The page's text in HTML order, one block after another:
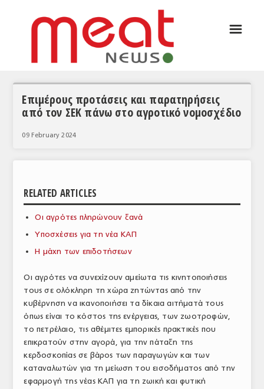
ΣΥΝΕΝΤΕΥΞΕΙΣ
ΘΕΜΑΤΑ
ΕΥΡΩΠΑΪΚΕΣ ΑΠΟΦΑΣΕΙΣ
ΘΕΜΑΤΑ
ΑΝΑΛΥΣΕΙΣ
ΕΜΠΟΡΙΚΟΣ ΚΑΤΑΛΟΓΟΣ
ΠΑΡΑΓΩΓΗ & ΕΜΠΟΡΙΑ
ΣΦΑΓΕΙΑ
☰
Επιμέρους προτάσεις και παρατηρήσεις
από τον ΣΕΚ πάνω στο αγροτικό νομοσχέδιο
09 February 2024
RELATED ARTICLES
Οι αγρότες πληρώνουν ξανά
Υποσχέσεις για τη νέα ΚΑΠ
Η μάχη των επιδοτήσεων
Οι αγρότες να συνεχίζουν αμείωτα τις κινητοποιήσεις
τους σε ολόκληρη τη χώρα ζητώντας από την
κυβέρνηση να ικανοποιήσει τα δίκαια αιτήματά τους
όπως είναι το κόστος της ενέργειας, των ζωοτροφών,
το πετρέλαιο, τις αθέμιτες εμπορικές πρακτικές που
επικρατούν στην αγορά, για την πάταξη της
κερδοσκοπίας σε βάρος των παραγωγών και των
καταναλωτών για τη μείωση του εισοδήματος από την
εφαρμογή της νέας ΚΑΠ για τη ζωική και φυτική